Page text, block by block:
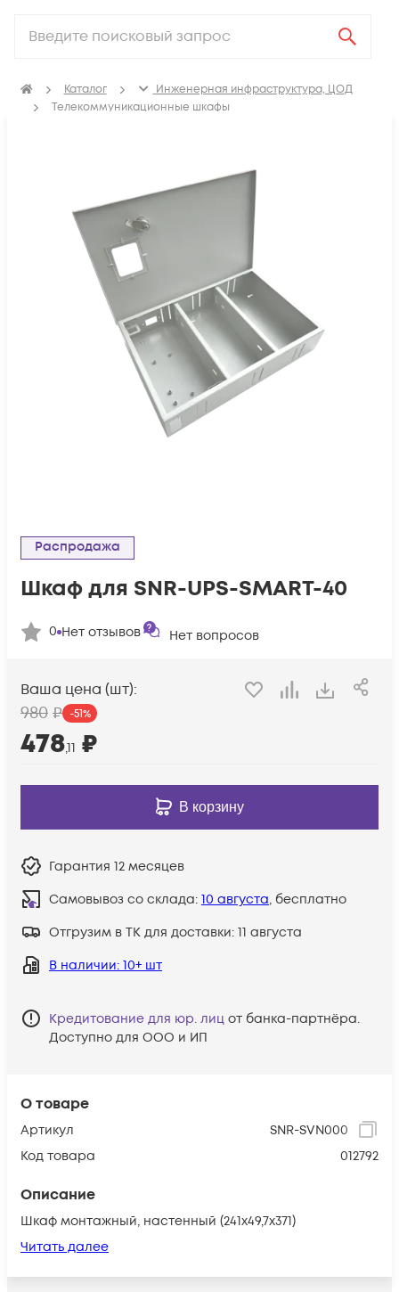
Каталог
Инженерная инфраструктура, ЦОД
Телекоммуникационные шкафы
О товаре
Артикул
SNR-SVN000
Код товара
012792
Описание
Шкаф монтажный, настенный (241х49,7x371)
Читать далее
Распродажа
Шкаф для SNR-UPS-SMART-40
0 Нет отзывов Нет вопросов
Ваша цена (шт):
980 ₽ -51%
478,11 ₽
В корзину
Гарантия 12 месяцев
Самовывоз со склада: 10 августа, бесплатно
Отгрузим в ТК для доставки: 11 августа
В наличии: 10+ шт
Кредитование для юр. лиц от банка-партнёра.
Доступно для ООО и ИП